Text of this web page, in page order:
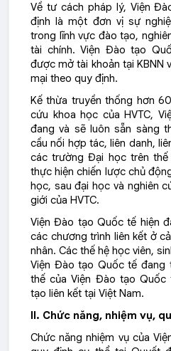
Về tư cách pháp lý, Viện
định là một đơn vị sự
trong lĩnh vực đào tạo,
tài chính. Viện Đào tạo
được mở tài khoản tại KBNN
mại theo quy định.
Kế thừa truyền thống hơn
cứu khoa học của HVTC,
đang và sẽ luôn sẵn sàng
cầu nối hợp tác, liên danh,
các trường Đại học trên
thực hiện chiến lược chủ
học, sau đại học và nghiên
giới của HVTC.
Viện Đào tạo Quốc tế hiện
các chương trình liên kết ở
nhân. Các thế hệ học viên,
Viện Đào tạo Quốc tế đang
thế của Viện Đào tạo
tạo liên kết tại Việt Nam.
II. Chức năng, nhiệm vụ,
Chức năng nhiệm vụ của